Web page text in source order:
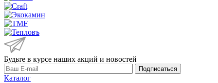
Будьте в курсе наших акций и новостей
Подписаться
Каталог